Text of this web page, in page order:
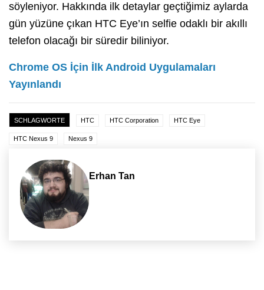
söyleniyor. Hakkında ilk detaylar geçtiğimiz aylarda
gün yüzüne çıkan HTC Eye’ın selfie odaklı bir akıllı
telefon olacağı bir süredir biliniyor.
Chrome OS İçin İlk Android Uygulamaları
Yayınlandı
SCHLAGWORTE HTC HTC Corporation HTC Eye
HTC Nexus 9 Nexus 9
Erhan Tan